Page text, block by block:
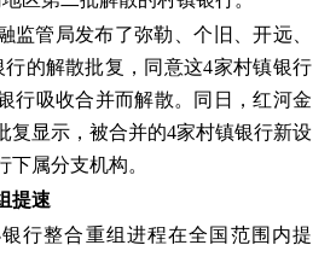
监管局发布了弥勒、个旧、开远、
的解散批复，同意这4家村镇银行
行吸收合并而解散。同日，红河金
复显示，被合并的4家村镇银行新设
下属分支机构。
提速
行整合重组进程在全国范围内提